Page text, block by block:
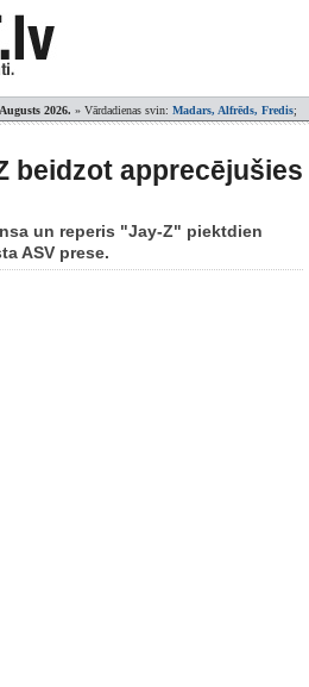
2026. » Vārdadienas svin: Madars, Alfrēds, Fredis;
beidzot apprecējušies
un reperis "Jay-Z" piektdien
ASV prese.